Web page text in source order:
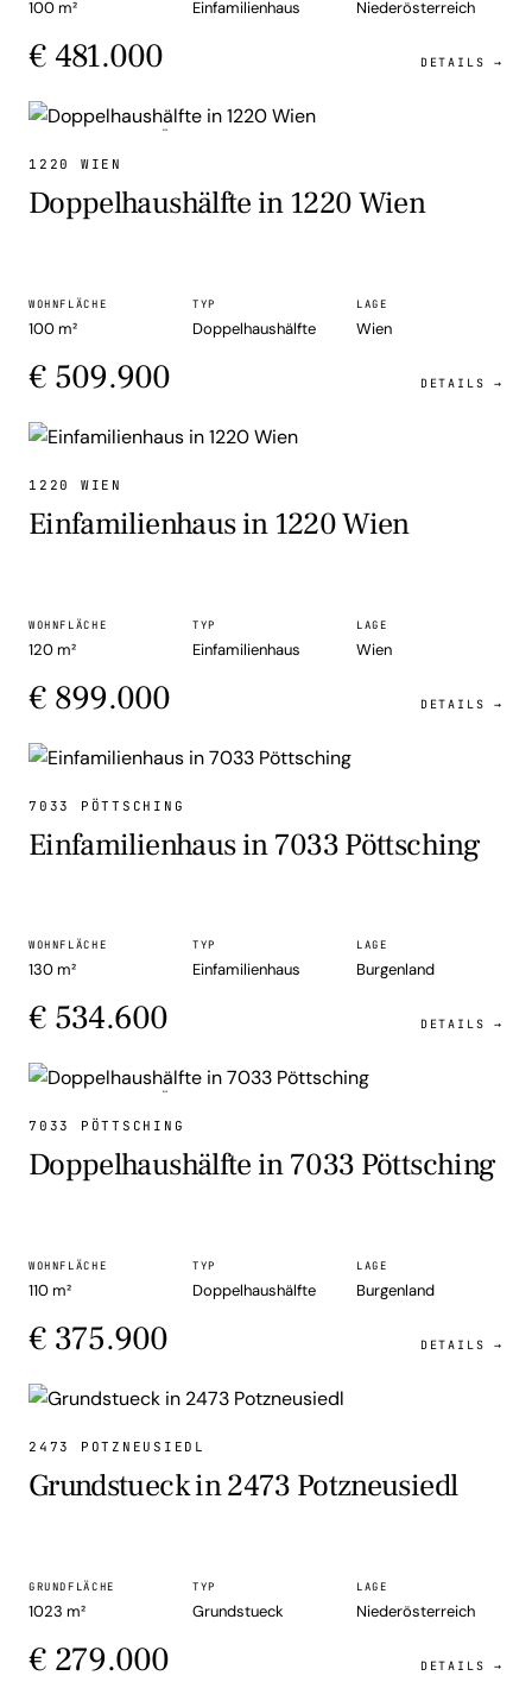
100 m² Einfamilienhaus Niederösterreich
€ 481.000 DETAILS →
DOPPELHAUSHÄLFTE
1220 WIEN
Doppelhaushälfte in 1220 Wien
WOHNFLÄCHE
100 m²
TYP
Doppelhaushälfte
LAGE
Wien
€ 509.900 DETAILS →
1220 WIEN
Einfamilienhaus in 1220 Wien
WOHNFLÄCHE
120 m²
TYP
Einfamilienhaus
LAGE
Wien
€ 899.000 DETAILS →
7033 PÖTTSCHING
Einfamilienhaus in 7033 Pöttsching
WOHNFLÄCHE
130 m²
TYP
Einfamilienhaus
LAGE
Burgenland
€ 534.600 DETAILS →
7033 PÖTTSCHING
Doppelhaushälfte in 7033 Pöttsching
WOHNFLÄCHE
110 m²
TYP
Doppelhaushälfte
LAGE
Burgenland
€ 375.900 DETAILS →
2473 POTZNEUSIEDL
Grundstueck in 2473 Potzneusiedl
GRUNDFLÄCHE
1023 m²
TYP
Grundstueck
LAGE
Niederösterreich
€ 279.000 DETAILS →